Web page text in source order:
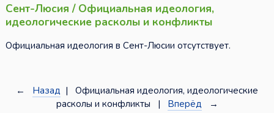
Сент-Люсия / Официальная идеология,
идеологические расколы и конфликты
Официальная идеология в Сент-Люсии отсутствует.
← Назад | Официальная идеология, идеологические
расколы и конфликты | Вперёд →